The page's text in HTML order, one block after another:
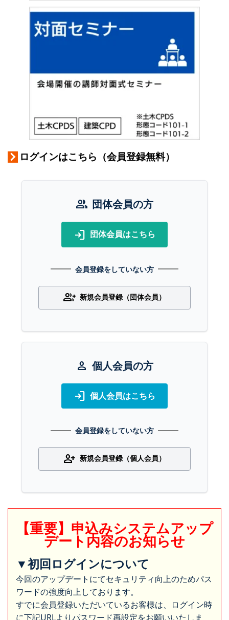
ログインはこちら（会員登録無料）
group 団体会員の方
login 団体会員はこちら
会員登録をしていない方
group_add 新規会員登録（団体会員）
person 個人会員の方
login 個人会員はこちら
会員登録をしていない方
person_add 新規会員登録（個人会員）
【重要】申込みシステムアップ
デート内容のお知らせ
▼初回ログインについて
今回のアップデートにてセキュリティ向上のためパス
ワードの強度向上しております。
すでに会員登録いただいているお客様は、ログイン時
に下記URLよりパスワード再設定をお願いいたしま